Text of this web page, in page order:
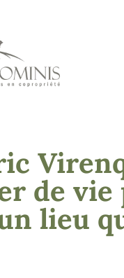
de vie
lieu